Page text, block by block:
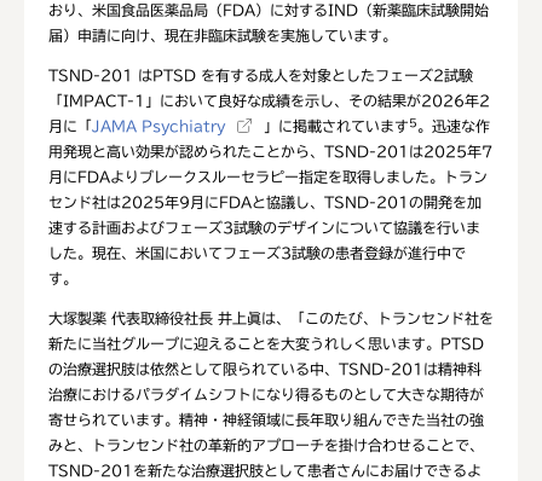
おり、米国食品医薬品局（FDA）に対するIND（新薬臨床試験開始
届）申請に向け、現在非臨床試験を実施しています。
TSND-201 はPTSD を有する成人を対象としたフェーズ2試験
「IMPACT-1」において良好な成績を示し、その結果が2026年2
月に「 JAMA Psychiatry 」に掲載されています 5 。迅速な作
用発現と高い効果が認められたことから、TSND-201は2025年7
月にFDAよりブレークスルーセラピー指定を取得しました。トラン
センド社は2025年9月にFDAと協議し、TSND-201の開発を加
速する計画およびフェーズ3試験のデザインについて協議を行いま
した。現在、米国においてフェーズ3試験の患者登録が進行中で
す。
大塚製薬 代表取締役社長 井上眞は、「このたび、トランセンド社を
新たに当社グループに迎えることを大変うれしく思います。PTSD
の治療選択肢は依然として限られている中、TSND‑201は精神科
治療におけるパラダイムシフトになり得るものとして大きな期待が
寄せられています。精神・神経領域に長年取り組んできた当社の強
みと、トランセンド社の革新的アプローチを掛け合わせることで、
TSND‑201を新たな治療選択肢として患者さんにお届けできるよ